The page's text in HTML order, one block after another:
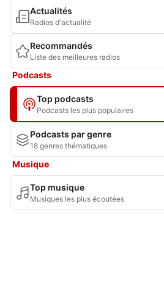
Actualités
Radios d'actualité
Recommandés
Liste des meilleures radios
Podcasts
Top podcasts
Podcasts les plus populaires
Podcasts par genre
18 genres thématiques
Musique
Top musique
Musiques les plus écoutées